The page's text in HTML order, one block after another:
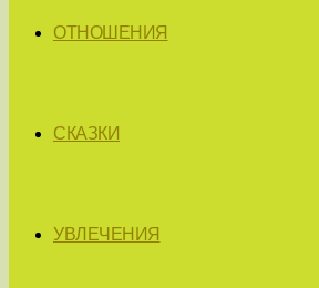
ОТНОШЕНИЯ
СКАЗКИ
УВЛЕЧЕНИЯ